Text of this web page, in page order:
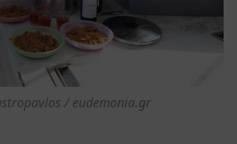
/ eudemonia.gr